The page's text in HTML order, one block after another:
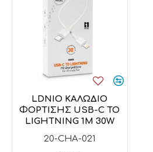
20-CHA-021
LDNIO ΚΑΛΩΔΙΟ
ΦΟΡΤΙΣΗΣ USB-C TO
LIGHTNING 1M 30W